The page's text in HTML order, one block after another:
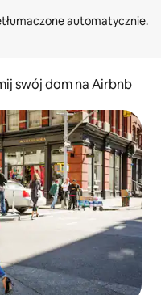
swój dom na Airbnb